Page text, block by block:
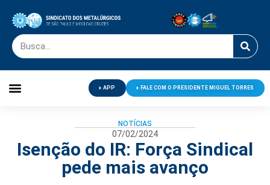
APP FALE COM O PRESIDENTE MIGUEL TORRES
NOTÍCIAS
07/02/2024
Isenção do IR: Força Sindical
pede mais avanço